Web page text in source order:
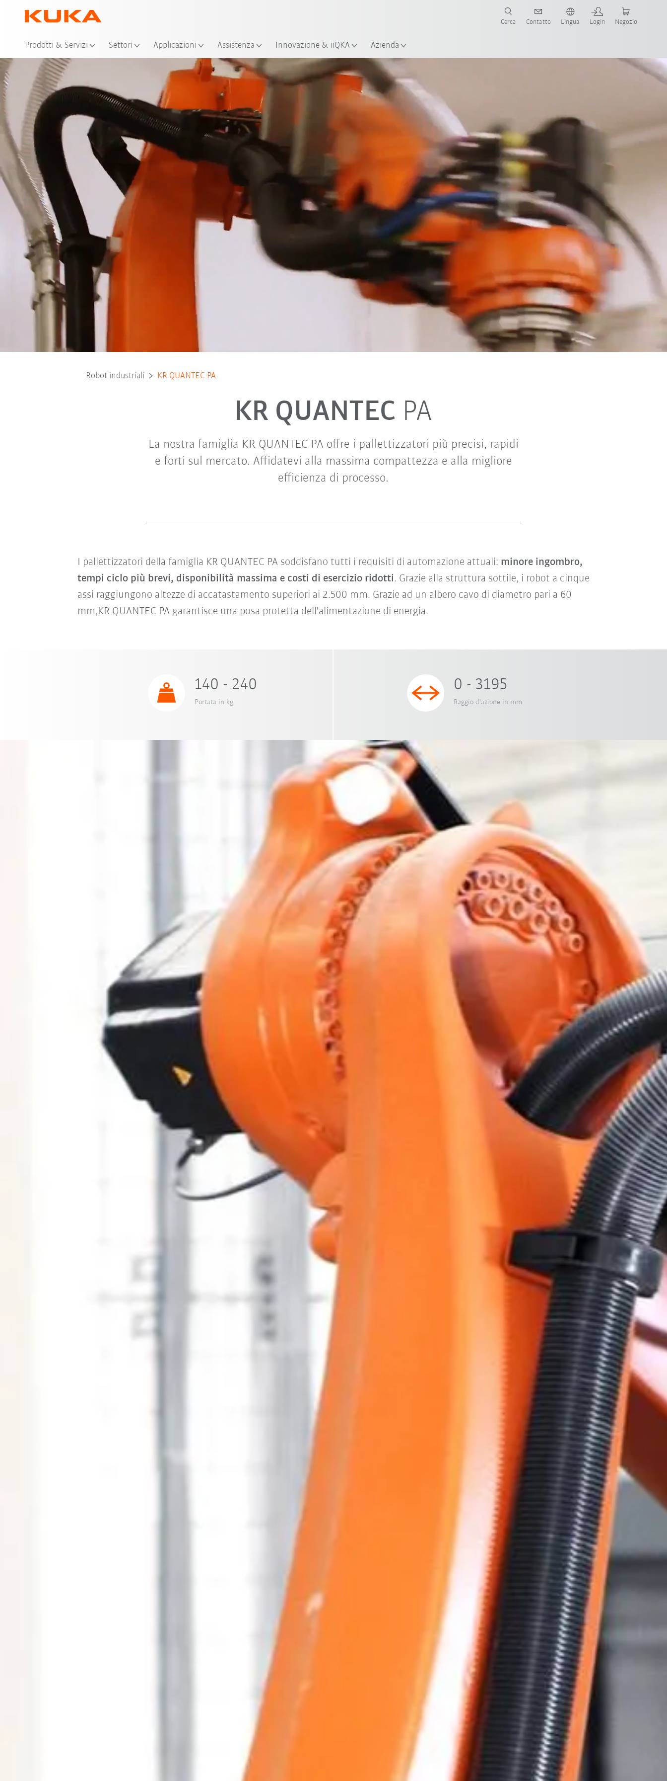
Prodotti & Servizi Settori Applicazioni Assistenza Innovazione & iiQKA Azienda
Cerca Contatto Lingua Login Negozio
Palettizzatore per surgelati Tipi di robot Applicazioni
Robot industriali KR QUANTEC PA
KR QUANTEC PA
La nostra famiglia KR QUANTEC PA offre i pallettizzatori più precisi, rapidi
e forti sul mercato. Affidatevi alla massima compattezza e alla migliore
efficienza di processo.
I pallettizzatori della famiglia KR QUANTEC PA soddisfano tutti i requisiti di automazione attuali: minore ingombro,
tempi ciclo più brevi, disponibilità massima e costi di esercizio ridotti. Grazie alla struttura sottile, i robot a cinque
assi raggiungono altezze di accatastamento superiori ai 2.500 mm. Grazie ad un albero cavo di diametro pari a 60
mm,KR QUANTEC PA garantisce una posa protetta dell'alimentazione di energia.
140 - 240
Portata in kg
0 - 3195
Raggio d'azione in mm